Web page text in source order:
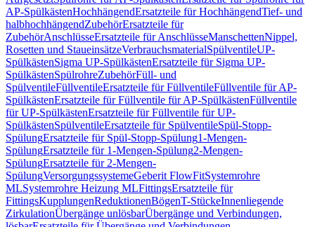
AP-SpülkästenHochhängendErsatzteile für HochhängendTief- und
halbhochhängendZubehörErsatzteile für
ZubehörAnschlüsseErsatzteile für AnschlüsseManschettenNippel,
Rosetten und StaueinsätzeVerbrauchsmaterialSpülventileUP-
SpülkästenSigma UP-SpülkästenErsatzteile für Sigma UP-
SpülkästenSpülrohreZubehörFüll- und
SpülventileFüllventileErsatzteile für FüllventileFüllventile für AP-
SpülkästenErsatzteile für Füllventile für AP-SpülkästenFüllventile
für UP-SpülkästenErsatzteile für Füllventile für UP-
SpülkästenSpülventileErsatzteile für SpülventileSpül-Stopp-
SpülungErsatzteile für Spül-Stopp-Spülung1-Mengen-
SpülungErsatzteile für 1-Mengen-Spülung2-Mengen-
SpülungErsatzteile für 2-Mengen-
SpülungVersorgungssystemeGeberit FlowFitSystemrohre
MLSystemrohre Heizung MLFittingsErsatzteile für
FittingsKupplungenReduktionenBögenT-StückeInnenliegende
ZirkulationÜbergänge unlösbarÜbergänge und Verbindungen,